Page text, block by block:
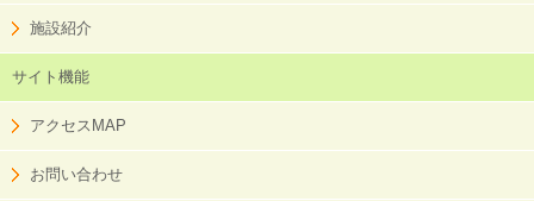
施設紹介
サイト機能
アクセスMAP
お問い合わせ